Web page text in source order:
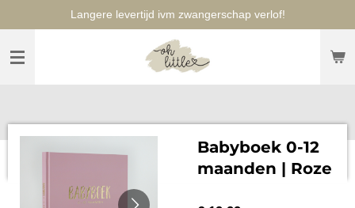
naar
hoofdinhoud
Langere levertijd ivm zwangerschap verlof!
Babyboek 0-12
maanden | Roze